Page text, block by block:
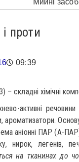
проти
09:39
складні хімічні
активні речовини
ароматизатори.
аніонні ПАР (А-
нирок, легенів,
на тканинах до